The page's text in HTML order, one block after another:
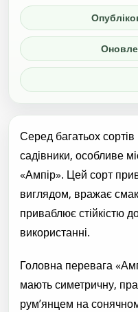
Серед багатьох
садівники, особливе
«Ампір». Цей сорт
виглядом, вражає
приваблює стійкістю
використанні.
Головна перевага
мають симетричну,
рум’янцем на